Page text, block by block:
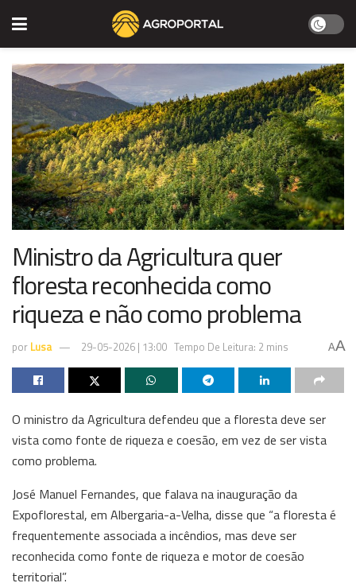
Ministro da Agricultura quer
floresta reconhecida como
riqueza e não como problema
por Lusa 29-05-2026 | 13:00 Tempo De Leitura: 2 mins AA
O ministro da Agricultura defendeu que a floresta deve ser
vista como fonte de riqueza e coesão, em vez de ser vista
como problema.
José Manuel Fernandes, que falava na inauguração da
Expoflorestal, em Albergaria-a-Velha, disse que “a floresta é
frequentemente associada a incêndios, mas deve ser
reconhecida como fonte de riqueza e motor de coesão
territorial”.